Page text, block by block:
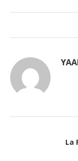
La